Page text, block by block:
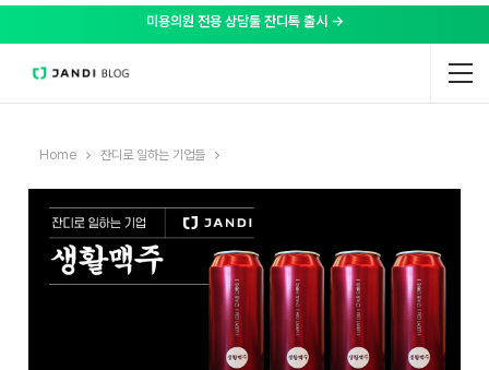
미용의원 전용 상담툴 잔디톡 출시 →
Home 잔디로 일하는 기업들